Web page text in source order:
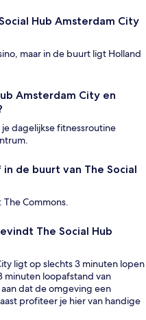
Hub Amsterdam City
maar in de buurt ligt Holland
Amsterdam City en
dagelijkse fitnessroutine
de buurt van The Social
The Commons.
The Social Hub
ligt op slechts 3 minuten lopen
minuten loopafstand van
dat de omgeving een
profiteer je hier van handige